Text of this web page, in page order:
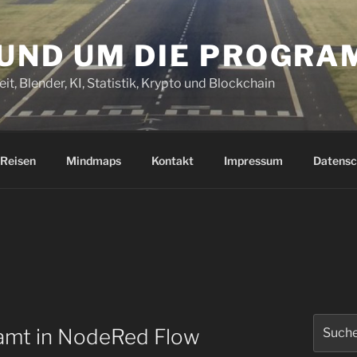
UM DIE
Blender, KI, Statistik, Krypto und Blockchain
Reisen Mindmaps Kontakt Impressum
in NodeRed Flow
nach: